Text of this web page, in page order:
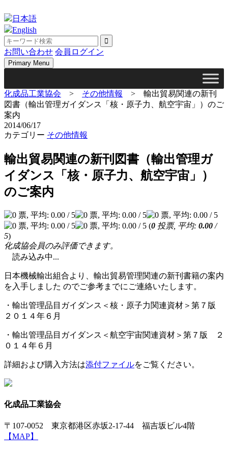
to
content
日本語
English
お問い合わせ 会員ログイン
Primary Menu
化成品工業協会 > その他情報 > 輸出貿易関連の新刊
図書（輸出管理ガイダンス「核・原子力、航空宇宙」）のご
案内
2014/06/17
カテゴリー その他情報
輸出貿易関連の新刊図書（輸出管理ガ
イダンス「核・原子力、航空宇宙」）
のご案内
(0 投票, 平均: 0.00 /
5)
化成協会員のみ評価できます。
読み込み中...
日本機械輸出組合より、輸出貿易管理関連の新刊書籍の案内
を入手しました のでご参考までにご連絡いたします。
・輸出管理品目ガイダンス＜核・原子力関連資材＞第７版
２０１４年６月
・輸出管理品目ガイダンス＜航空宇宙関連資材＞第７版 ２
０１４年６月
詳細および購入方法は添付ファイルをご覧ください。
化成品工業協会
〒107-0052 東京都港区赤坂2-17-44 福吉坂ビル4階
【MAP】